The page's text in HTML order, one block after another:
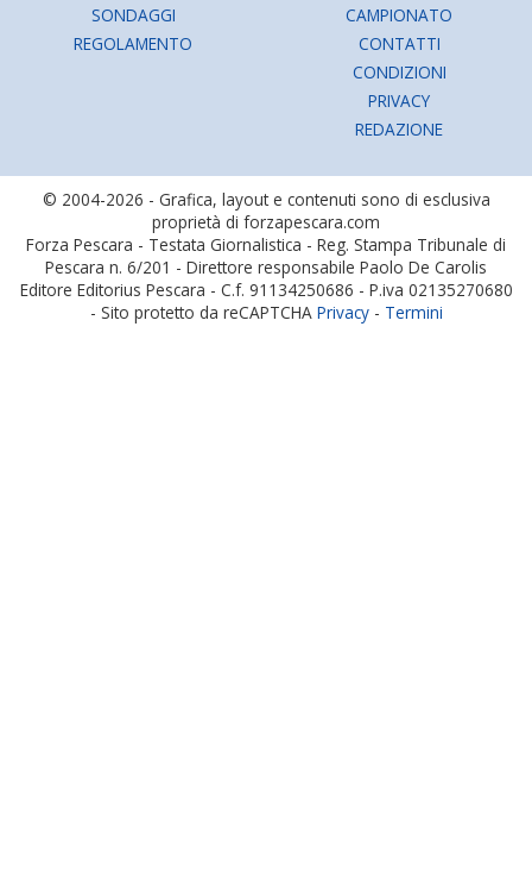
SONDAGGI
REGOLAMENTO
CAMPIONATO
CONTATTI
CONDIZIONI
PRIVACY
REDAZIONE
© 2004-2026 - Grafica, layout e contenuti sono di esclusiva
proprietà di forzapescara.com
Forza Pescara - Testata Giornalistica - Reg. Stampa Tribunale di
Pescara n. 6/201 - Direttore responsabile Paolo De Carolis
Editore Editorius Pescara - C.f. 91134250686 - P.iva 02135270680
- Sito protetto da reCAPTCHA Privacy- Termini